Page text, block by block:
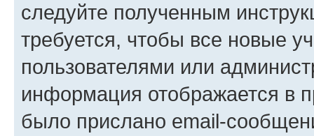
следуйте полученным
требуется, чтобы все новые
пользователями или
информация отображается в
было прислано email-